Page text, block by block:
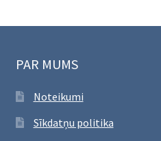
PAR MUMS
Noteikumi
Sīkdatņu politika